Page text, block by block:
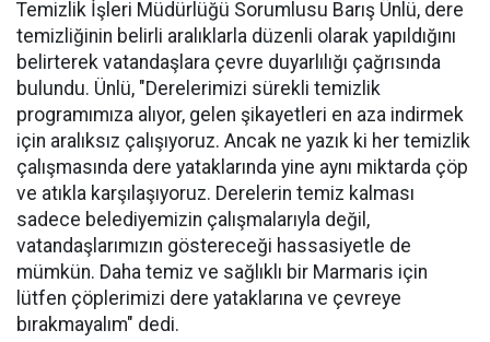
Temizlik İşleri Müdürlüğü Sorumlusu Barış Ünlü, dere
temizliğinin belirli aralıklarla düzenli olarak yapıldığını
belirterek vatandaşlara çevre duyarlılığı çağrısında
bulundu. Ünlü, "Derelerimizi sürekli temizlik
programımıza alıyor, gelen şikayetleri en aza indirmek
için aralıksız çalışıyoruz. Ancak ne yazık ki her temizlik
çalışmasında dere yataklarında yine aynı miktarda çöp
ve atıkla karşılaşıyoruz. Derelerin temiz kalması
sadece belediyemizin çalışmalarıyla değil,
vatandaşlarımızın göstereceği hassasiyetle de
mümkün. Daha temiz ve sağlıklı bir Marmaris için
lütfen çöplerimizi dere yataklarına ve çevreye
bırakmayalım" dedi.